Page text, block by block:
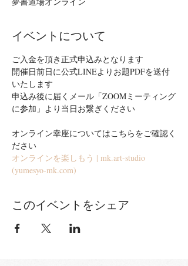
イベントについて
ご入金を頂き正式申込みとなります
開催日前日に公式LINEよりお題PDFを送付
いたします
申込み後に届くメール「ZOOMミーティング
に参加」より当日お繋ぎください
オンライン幸座についてはこちらをご確認く
ださい
オンラインを楽しもう | mk.art-studio
(yumesyo-mk.com)
このイベントをシェア